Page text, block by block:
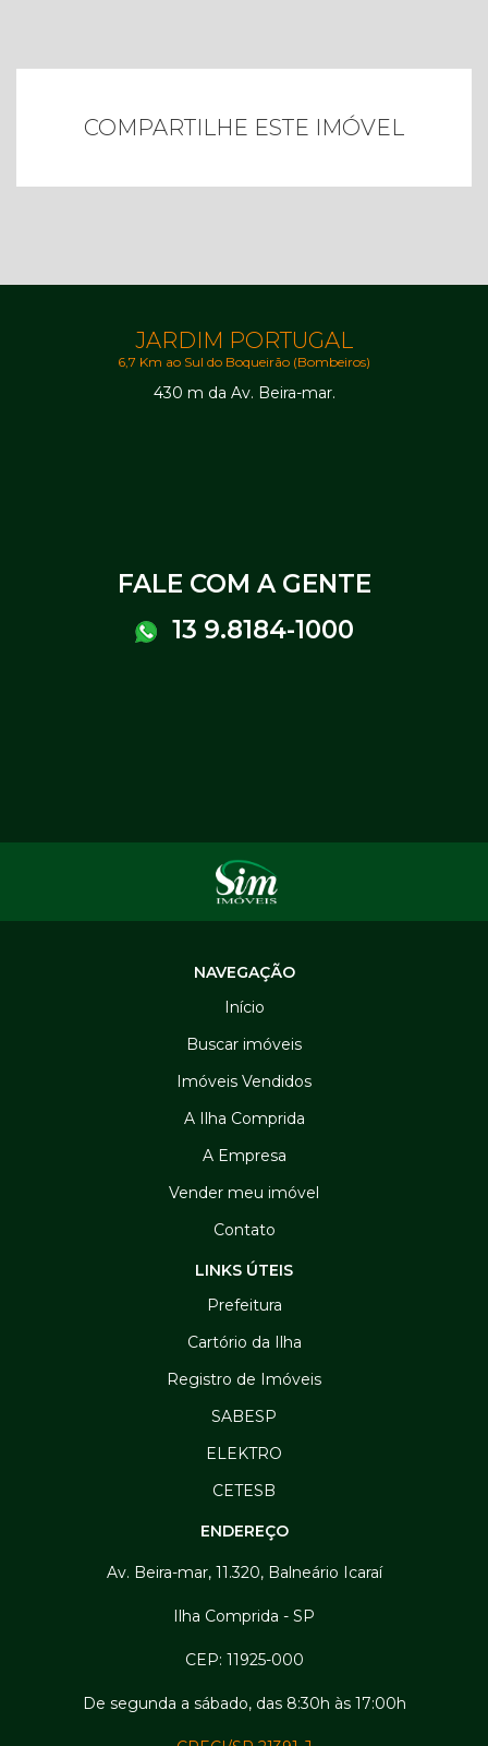
COMPARTILHE ESTE IMÓVEL
JARDIM PORTUGAL
6,7 Km ao Sul do Boqueirão (Bombeiros)
430 m da Av. Beira-mar.
FALE COM A GENTE
13 9.8184-1000
NAVEGAÇÃO
Início
Buscar imóveis
Imóveis Vendidos
A Ilha Comprida
A Empresa
Vender meu imóvel
Contato
LINKS ÚTEIS
Prefeitura
Cartório da Ilha
Registro de Imóveis
SABESP
ELEKTRO
CETESB
ENDEREÇO
Av. Beira-mar, 11.320, Balneário Icaraí
Ilha Comprida - SP
CEP: 11925-000
De segunda a sábado, das 8:30h às 17:00h